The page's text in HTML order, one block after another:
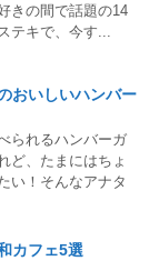
きの間で話題の14
テキで、今す...
おいしいハンバー
られるハンバーガ
ど、たまにはちょ
い！そんなアナタ
カフェ5選